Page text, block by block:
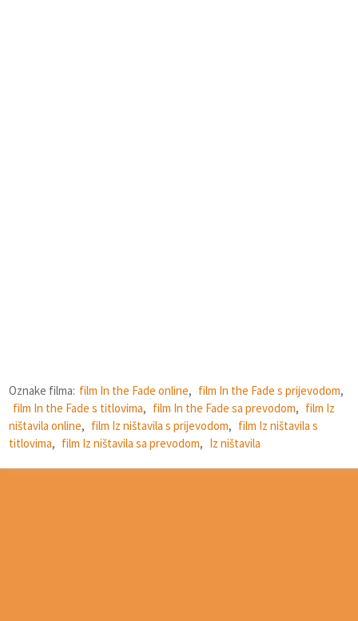
Oznake filma: film In the Fade online, film In the Fade s prijevodom,
film In the Fade s titlovima, film In the Fade sa prevodom, film Iz
ništavila online, film Iz ništavila s prijevodom, film Iz ništavila s
titlovima, film Iz ništavila sa prevodom, Iz ništavila